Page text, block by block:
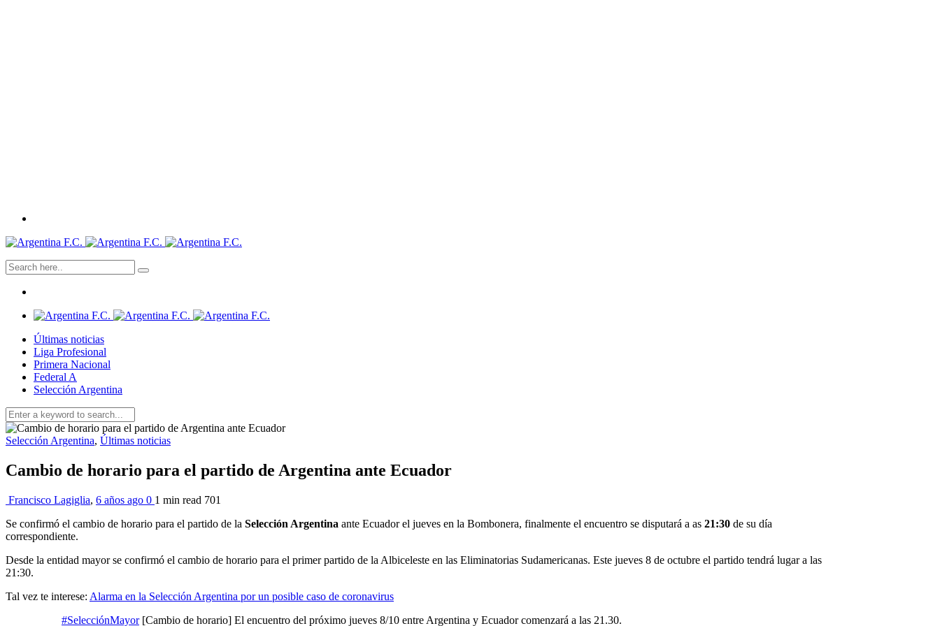
Últimas noticias
Liga Profesional
Primera Nacional
Federal A
Selección Argentina
Selección Argentina, Últimas noticias
Cambio de horario para el partido de Argentina ante Ecuador
Francisco Lagiglia, 6 años ago 0 1 min read 701
Se confirmó el cambio de horario para el partido de la Selección Argentina ante Ecuador el jueves en la Bombonera, finalmente el encuentro se disputará a as 21:30 de su día
correspondiente.
Desde la entidad mayor se confirmó el cambio de horario para el primer partido de la Albiceleste en las Eliminatorias Sudamericanas. Este jueves 8 de octubre el partido tendrá lugar a las
21:30.
Tal vez te interese: Alarma en la Selección Argentina por un posible caso de coronavirus
#SelecciónMayor[Cambio de horario] El encuentro del próximo jueves 8/10 entre Argentina y Ecuador comenzará a las 21.30.